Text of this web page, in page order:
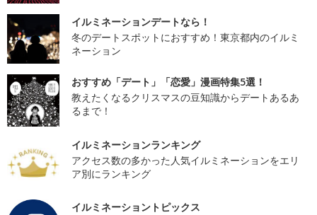
イルミネーションデートなら！
冬のデートスポットにおすすめ！東京都内のイルミ
ネーション
おすすめ「デート」「恋愛」漫画特集5選！
教えたくなるクリスマスの豆知識からデートあるあ
るまで！
イルミネーションランキング
アクセス数の多かった人気イルミネーションをエリ
ア別にランキング
イルミネーショントピックス